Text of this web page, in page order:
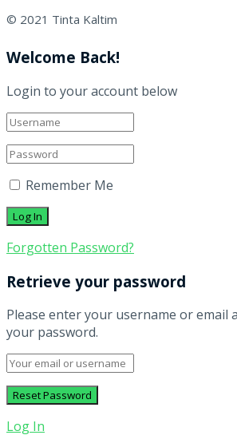
© 2021 Tinta Kaltim
Welcome Back!
Login to your account below
Remember Me
Forgotten Password?
Retrieve your password
Please enter your username or email
your password.
Log In